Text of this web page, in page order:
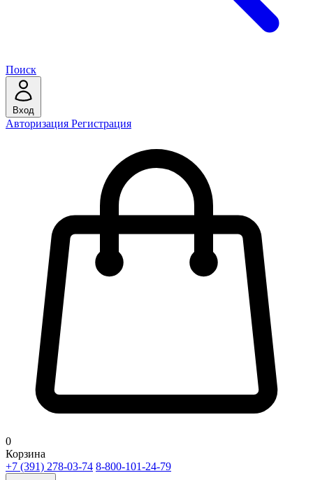
Поиск
Вход
Авторизация Регистрация
0
Корзина
+7 (391) 278-03-74 8-800-101-24-79